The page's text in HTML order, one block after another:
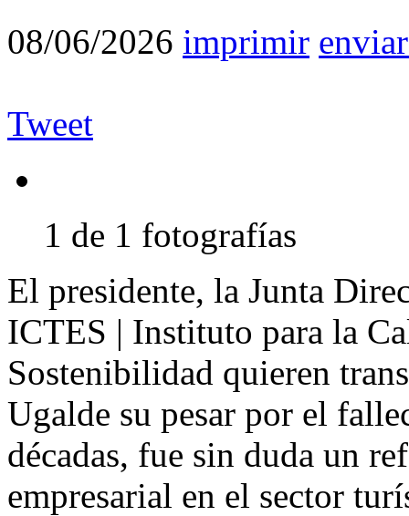
08/06/2026 imprimir
Tweet
1 de 1 fotografías
El presidente, la Junta
ICTES | Instituto para la
Sostenibilidad quieren
Ugalde su pesar por el
décadas, fue sin duda un
empresarial en el sector